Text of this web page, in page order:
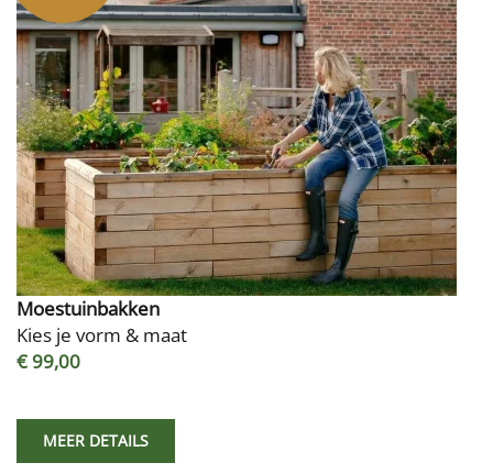
Moestuinbakken
Kies je vorm & maat
€ 99,00
MEER DETAILS